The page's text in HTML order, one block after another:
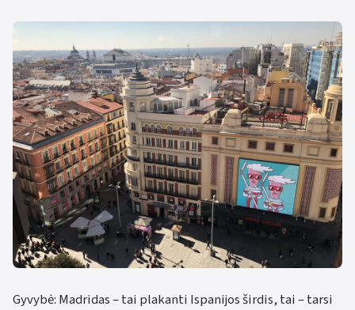
Gyvybė: Madridas – tai plakanti Ispanijos širdis, tai – tarsi